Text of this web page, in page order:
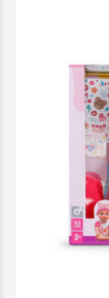
Baby